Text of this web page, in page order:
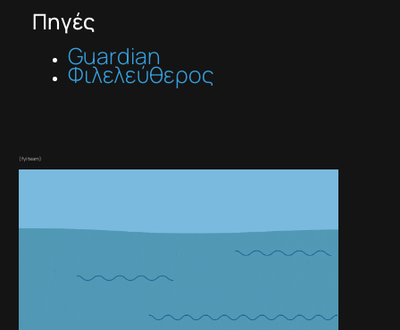
Πηγές
Guardian
Φιλελεύθερος
(fyiteam)